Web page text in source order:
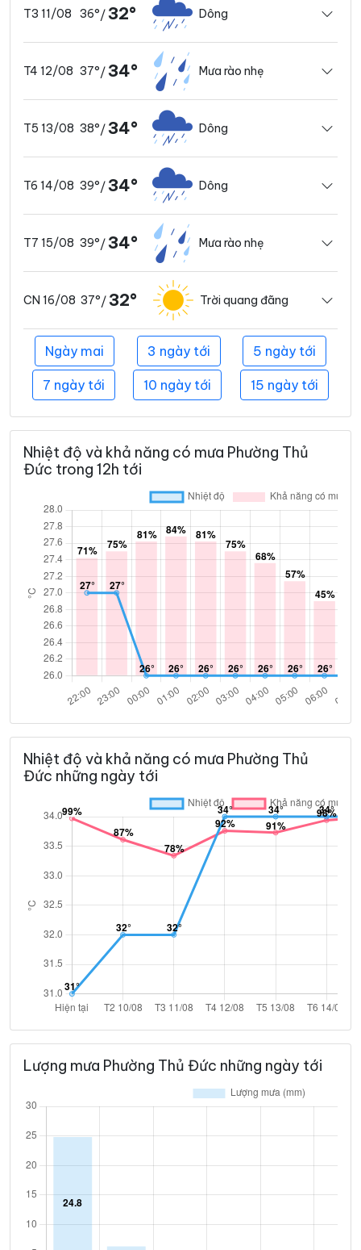
T3 11/08 36°/ 32° Dông
T4 12/08 37°/ 34° Mưa rào nhẹ
T5 13/08 38°/ 34° Dông
T6 14/08 39°/ 34° Dông
T7 15/08 39°/ 34° Mưa rào nhẹ
CN 16/08 37°/ 32° Trời quang đãng
Ngày mai 3 ngày tới 5 ngày tới
7 ngày tới 10 ngày tới 15 ngày tới
Nhiệt độ và khả năng có mưa Phường Thủ
Đức trong 12h tới
Nhiệt độ và khả năng có mưa Phường Thủ
Đức những ngày tới
Lượng mưa Phường Thủ Đức những ngày tới